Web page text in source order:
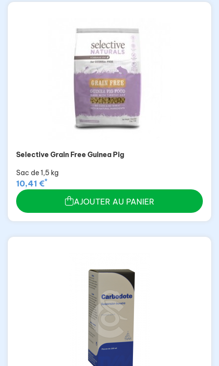
Selective Grain Free Guinea Pig
Sac de 1,5 kg
10,41 €*
AJOUTER AU PANIER